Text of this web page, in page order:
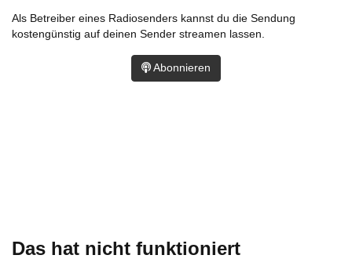
Das hat nicht funktioniert
Als Betreiber eines Radiosenders kannst du die Sendung
kostengünstig auf deinen Sender streamen lassen.
Abonnieren